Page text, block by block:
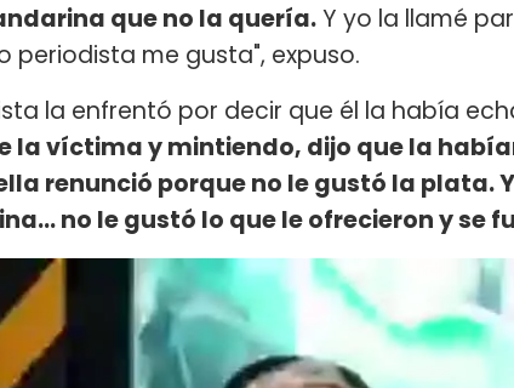
que no la quería.Y yo la llamé
periodista me gusta", expuso.
la enfrentó por decir que él la había
la víctima y mintiendo, dijo que la
renunció porque no le gustó la plata.
no le gustó lo que le ofrecieron y se